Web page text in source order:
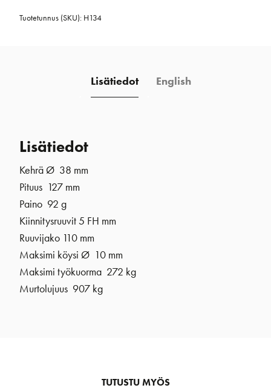
määrä
Tuotetunnus (SKU): H134
Lisätiedot English
Lisätiedot
Kehrä Ø 38 mm
Pituus 127 mm
Paino 92 g
Kiinnitysruuvit 5 FH mm
Ruuvijako 110 mm
Maksimi köysi Ø 10 mm
Maksimi työkuorma 272 kg
Murtolujuus 907 kg
TUTUSTU MYÖS